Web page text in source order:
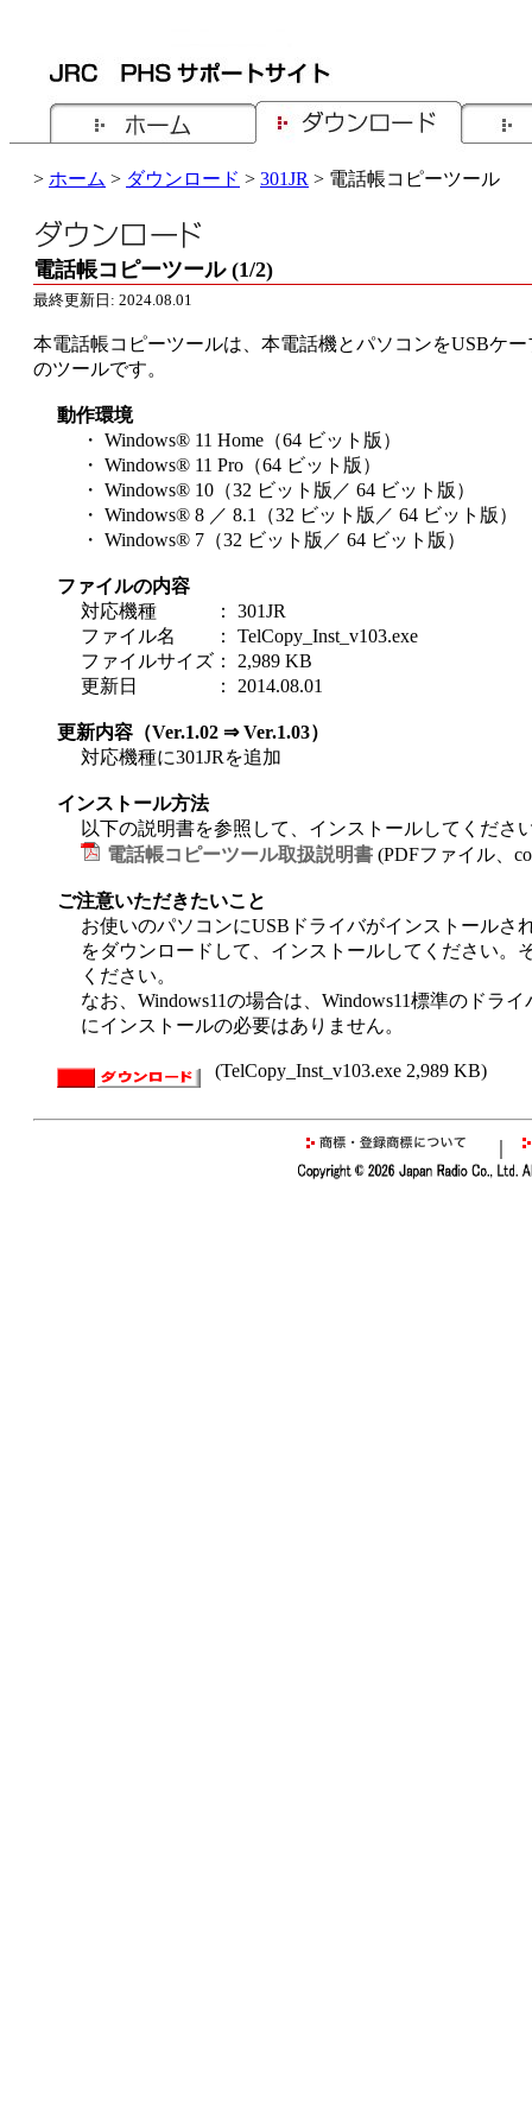
> ホーム > ダウンロード > 301JR > 電話帳コピーツール
電話帳コピーツール (1/2)
最終更新日: 2024.08.01
本電話帳コピーツールは、本電話機とパソコンをUSBケ
のツールです。
動作環境
・ Windows® 11 Home（64 ビット版）
・ Windows® 11 Pro（64 ビット版）
・ Windows® 10（32 ビット版／ 64 ビット版）
・ Windows® 8 ／ 8.1（32 ビット版／ 64 ビット版）
・ Windows® 7（32 ビット版／ 64 ビット版）
ファイルの内容
対応機種
： 301JR
ファイル名
： TelCopy_Inst_v103.exe
ファイルサイズ ： 2,989 KB
更新日
： 2014.08.01
更新内容（Ver.1.02 ⇒ Ver.1.03）
対応機種に301JRを追加
インストール方法
以下の説明書を参照して、インストールしてくださ
電話帳コピーツール取扱説明書 (PDFファイル、
ご注意いただきたいこと
お使いのパソコンにUSBドライバがインストールさ
をダウンロードして、インストールしてください。
ください。
なお、Windows11の場合は、Windows11標準のドラ
にインストールの必要はありません。
(TelCopy_Inst_v103.exe 2,989 KB)